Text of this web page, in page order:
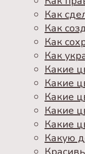
Как
Как
Как
Как
Какие
Какие
Какие
Какие
Какие
Какую